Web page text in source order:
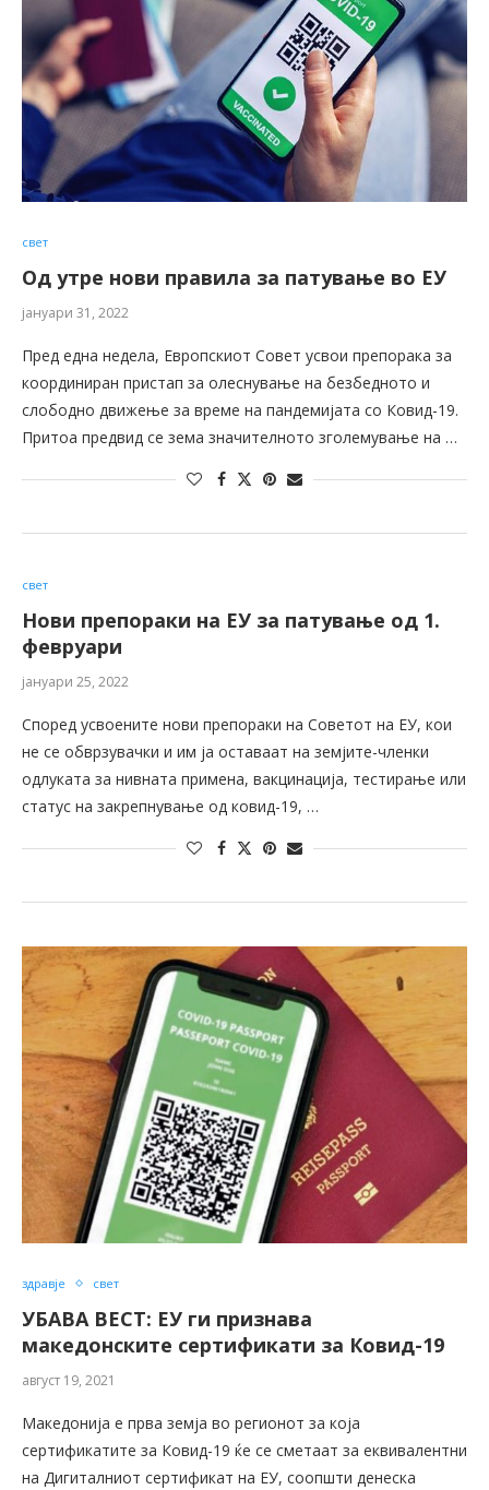
свет
Од утре нови правила за патување во ЕУ
јануари 31, 2022
Пред една недела, Европскиот Совет усвои препорака за
координиран пристап за олеснување на безбедното и
слободно движење за време на пандемијата со Ковид-19.
Притоа предвид се зема значителното зголемување на …
свет
Нови препораки на ЕУ за патување од 1.
февруари
јануари 25, 2022
Според усвоените нови препораки на Советот на ЕУ, кои
не се обврзувачки и им ја оставаат на земјите-членки
одлуката за нивната примена, вакцинација, тестирање или
статус на закрепнување од ковид-19, …
здравје свет
УБАВА ВЕСТ: ЕУ ги признава
македонските сертификати за Ковид-19
август 19, 2021
Македонија e прва земја во регионот за која
сертификатите за Ковид-19 ќе се сметаат за еквивалентни
на Дигиталниот сертификат на ЕУ, соопшти денеска